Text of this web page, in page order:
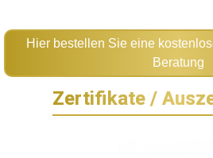
Hier bestellen Sie eine
Beratung
Zertifikate /